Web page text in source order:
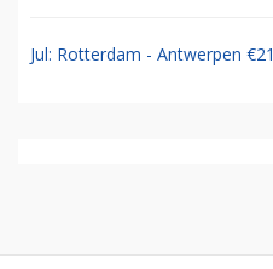
Jul: Rotterdam - Antwerpen €21